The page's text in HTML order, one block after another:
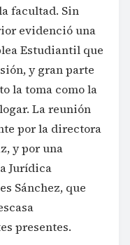
facultad. Sin
evidenció una
Estudiantil que
y gran parte
la toma como la
La reunión
por la directora
y por una
Jurídica
Sánchez, que
presentes.